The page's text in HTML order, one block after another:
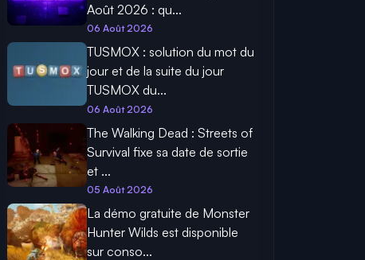
Août 2026 : qu...
06 Août 2026
TUSMOX : solution du mot du
jour et de la suite du jour
TUSMOX du...
06 Août 2026
The Walking Dead : Streets of
Survival fixe sa date de sortie
et ...
05 Août 2026
La démo gratuite de Monster
Hunter Wilds est disponible
sur conso...